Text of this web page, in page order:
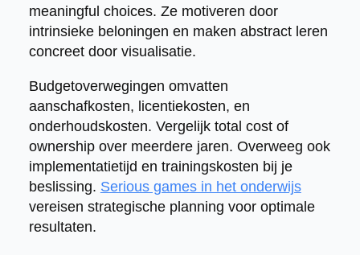
meaningful choices. Ze motiveren door
intrinsieke beloningen en maken abstract leren
concreet door visualisatie.
Budgetoverwegingen omvatten
aanschafkosten, licentiekosten, en
onderhoudskosten. Vergelijk total cost of
ownership over meerdere jaren. Overweeg ook
implementatietijd en trainingskosten bij je
beslissing. Serious games in het onderwijs
vereisen strategische planning voor optimale
resultaten.